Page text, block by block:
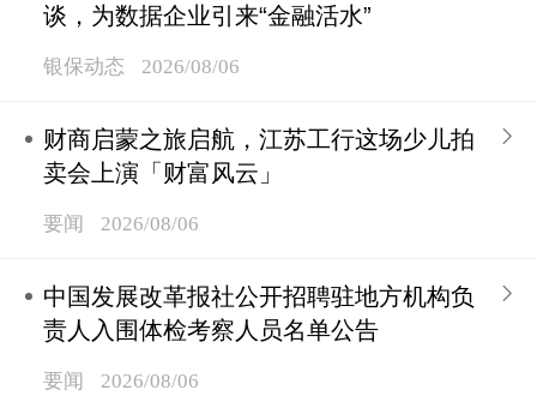
谈，为数据企业引来“金融活水”
银保动态 2026/08/06
财商启蒙之旅启航，江苏工行这场少儿拍
卖会上演「财富风云」
要闻 2026/08/06
中国发展改革报社公开招聘驻地方机构负
责人入围体检考察人员名单公告
要闻 2026/08/06